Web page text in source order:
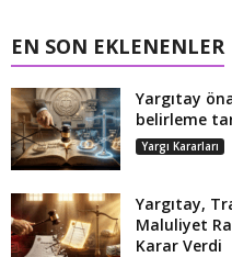
EN SON EKLENENLER
Yargıtay
belirleme
Yargı Kararları
Yargıtay,
Maluliyet
Karar Verdi